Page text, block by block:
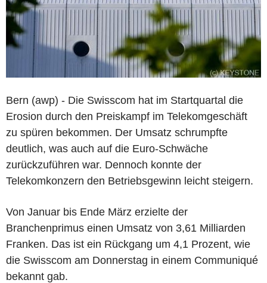
Bern (awp) - Die Swisscom hat im Startquartal die
Erosion durch den Preiskampf im Telekomgeschäft
zu spüren bekommen. Der Umsatz schrumpfte
deutlich, was auch auf die Euro-Schwäche
zurückzuführen war. Dennoch konnte der
Telekomkonzern den Betriebsgewinn leicht steigern.
Von Januar bis Ende März erzielte der
Branchenprimus einen Umsatz von 3,61 Milliarden
Franken. Das ist ein Rückgang um 4,1 Prozent, wie
die Swisscom am Donnerstag in einem Communiqué
bekannt gab.